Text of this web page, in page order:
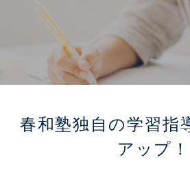
春和塾独自の学習指
アップ！
会社概要
お問い合わせ